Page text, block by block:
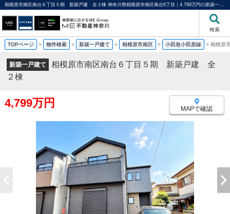
相模原市南区南台６丁目５期 新築戸建 全２棟 神奈川県相模原市南区南台6丁目｜4,799万円の新築一戸建て｜分譲住宅や新築物件｜ME不動産神奈川
検索
TOPページ > 物件検索 > 新築一戸建て > 相模原市南区 > 小田急小田原線 > 相模原
新築一戸建て
相模原市南区南台６丁目５期 新築戸建 全
２棟
4,799万円 MAPで確認